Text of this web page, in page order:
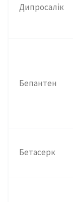
Дипросалік
Бепантен
Бетасерк